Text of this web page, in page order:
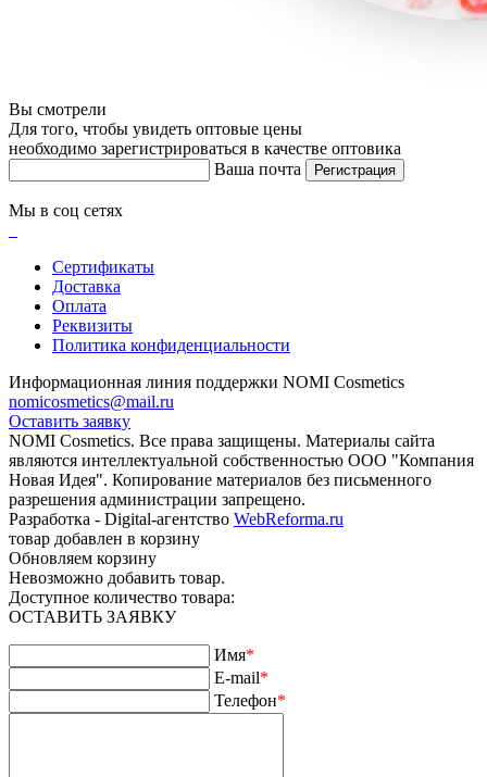
Вы смотрели
Для того, чтобы увидеть оптовые цены
необходимо зарегистрироваться в качестве оптовика
Ваша почта
Регистрация
Мы в соц сетях
Сертификаты
Доставка
Оплата
Реквизиты
Политика конфиденциальности
Информационная линия поддержки NOMI Сosmetics
nomicosmetics@mail.ru
Оставить заявку
NOMI Сosmetics. Все права защищены. Материалы сайта
являются интеллектуальной собственностью ООО "Компания
Новая Идея". Копирование материалов без письменного
разрешения администрации запрещено.
Разработка - Digital-агентство WebReforma.ru
товар добавлен в корзину
Обновляем корзину
Невозможно добавить товар.
Доступное количество товара:
ОСТАВИТЬ ЗАЯВКУ
Имя*
E-mail*
Телефон*